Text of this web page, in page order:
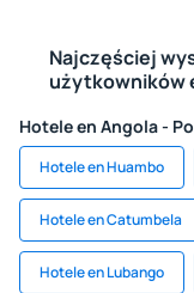
Najczęściej
użytkowników
Hotele en Angola -
Hotele en Huambo
Hotele en Catumbela
Hotele en Lubango